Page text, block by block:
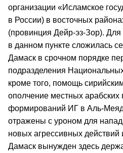
организации «Исламское
в России) в восточных
(провинция Дейр-эз-Зор).
в данном пункте сложилась
Дамаск в срочном порядке
подразделения
кроме того, помощь
ополчение местных арабских
формирований ИГ в Аль-
отражены с уроном для
новых агрессивных действий
Дамаск вынужден здесь